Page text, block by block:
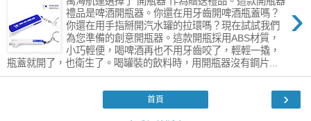
›
禮品是啤酒開瓶器。你還在用牙齒開啤酒瓶蓋嗎？
你還在用手指掰開汽水罐的拉環嗎？現在試試我們
為您準備的創意開瓶器。這款開瓶採用ABS材質，
小巧輕便，喝啤酒再也不用牙齒咬了，輕輕一撬，
瓶蓋就開了，也衛生了。喝罐裝的飲料時，用開瓶器沒有鋼片...
›
首頁